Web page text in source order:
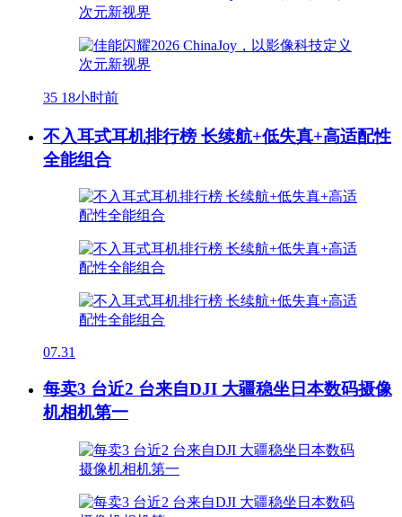
35 18小时前
不入耳式耳机排行榜 长续航+低失真+高适配性
全能组合
07.31
每卖3 台近2 台来自DJI 大疆稳坐日本数码摄像
机相机第一